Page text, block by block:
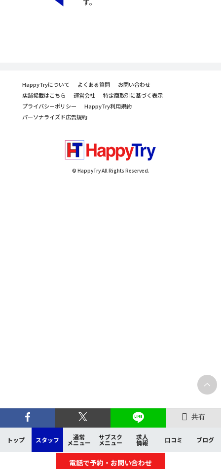
共有
トップ スタッフ 通常
メニュー
サブスク
メニュー
求人
情報 口コミ ブログ
電話で予約・お問い合わせ
す。
HappyTryについて よくある質問
お問い合わせ
店舗掲載はこちら
運営会社
特定商取引に基づく表示
プライバシーポリシー
HappyTry利用規約
パーソナライズド広告規約
© HappyTry All Rights Reserved.